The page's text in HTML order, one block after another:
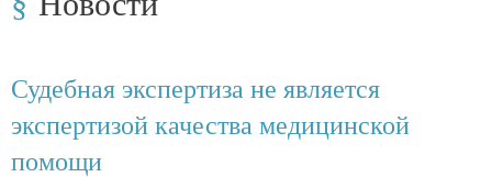
Судебная экспертиза не является
экспертизой качества медицинской
помощи